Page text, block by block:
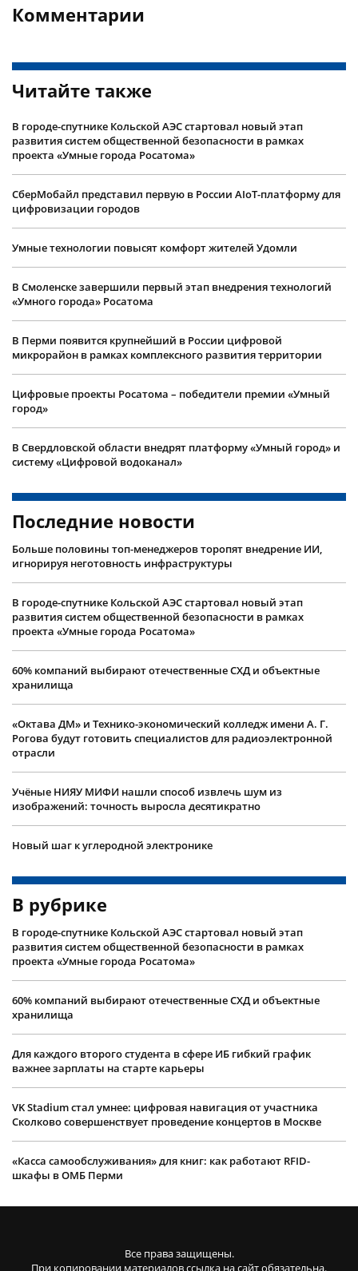
Комментарии
Читайте также
В городе-спутнике Кольской АЭС стартовал новый этап
развития систем общественной безопасности в рамках
проекта «Умные города Росатома»
СберМобайл представил первую в России AIoT-платформу для
цифровизации городов
Умные технологии повысят комфорт жителей Удомли
В Смоленске завершили первый этап внедрения технологий
«Умного города» Росатома
В Перми появится крупнейший в России цифровой
микрорайон в рамках комплексного развития территории
Цифровые проекты Росатома – победители премии «Умный
город»
В Свердловской области внедрят платформу «Умный город» и
систему «Цифровой водоканал»
Последние новости
Больше половины топ-менеджеров торопят внедрение ИИ,
игнорируя неготовность инфраструктуры
В городе-спутнике Кольской АЭС стартовал новый этап
развития систем общественной безопасности в рамках
проекта «Умные города Росатома»
60% компаний выбирают отечественные СХД и объектные
хранилища
«Октава ДМ» и Технико-экономический колледж имени А. Г.
Рогова будут готовить специалистов для радиоэлектронной
отрасли
Учëные НИЯУ МИФИ нашли способ извлечь шум из
изображений: точность выросла десятикратно
Новый шаг к углеродной электронике
В рубрике
В городе-спутнике Кольской АЭС стартовал новый этап
развития систем общественной безопасности в рамках
проекта «Умные города Росатома»
60% компаний выбирают отечественные СХД и объектные
хранилища
Для каждого второго студента в сфере ИБ гибкий график
важнее зарплаты на старте карьеры
VK Stadium стал умнее: цифровая навигация от участника
Сколково совершенствует проведение концертов в Москве
«Касса самообслуживания» для книг: как работают RFID-
шкафы в ОМБ Перми
Все права защищены.
При копировании материалов ссылка на сайт обязательна.